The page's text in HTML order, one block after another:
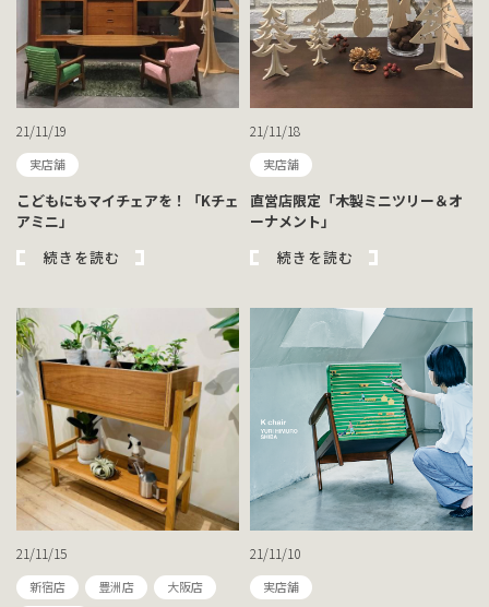
21/11/19
実店舗
こどもにもマイチェアを！「Kチェ
アミニ」
続きを読む
21/11/18
実店舗
直営店限定「木製ミニツリー＆オ
ーナメント」
続きを読む
21/11/15
新宿店 豊洲店
大阪店
21/11/10
実店舗